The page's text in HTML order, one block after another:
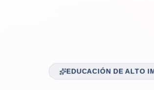
EDUCACIÓN DE ALTO